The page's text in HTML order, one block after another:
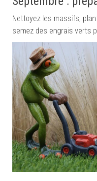
Nettoyez les massifs,
semez des engrais verts